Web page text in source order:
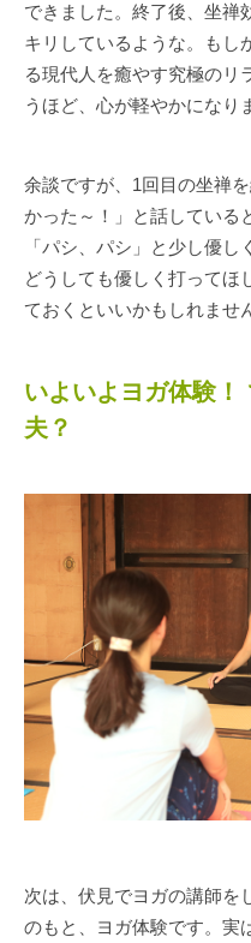
できました。終了後、坐禅
キリしているような。もし
る現代人を癒やす究極のリ
うほど、心が軽やかになり
余談ですが、1回目の坐禅
かった～！」と話している
「パシ、パシ」と少し優し
どうしても優しく打ってほ
ておくといいかもしれませ
いよいよヨガ体験！
夫？
次は、伏見でヨガの講師を
のもと、ヨガ体験です。実